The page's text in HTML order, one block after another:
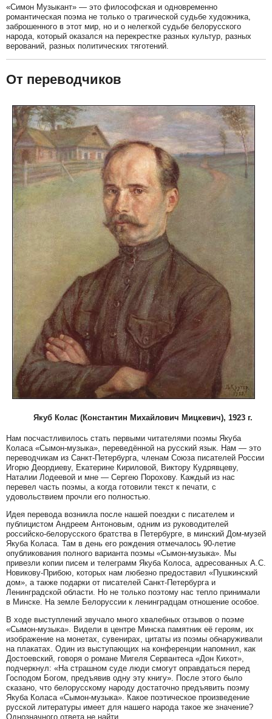
«Симон Музыкант» — это философская и одновременно
романтическая поэма не только о трагической судьбе художника,
заброшенного в этот мир, но и о нелегкой судьбе белорусского
народа, который оказался на перекрестке разных культур, разных
верований, разных политических тяготений.
От переводчиков
Якуб Колас (Константин Михайлович Мицкевич), 1923 г.
Нам посчастливилось стать первыми читателями поэмы Якуба
Коласа «Сымон-музыка», переведённой на русский язык. Нам — это
переводчикам из Санкт-Петербурга, членам Союза писателей России
Игорю Деордиеву, Екатерине Кириловой, Виктору Кудрявцеву,
Наталии Лодеевой и мне — Сергею Порохову. Каждый из нас
перевел часть поэмы, а когда готовили текст к печати, с
удовольствием прочли его полностью.
Идея перевода возникла после нашей поездки с писателем и
публицистом Андреем Антоновым, одним из руководителей
российско-белорусского братства в Петербурге, в минский Дом-музей
Якуба Коласа. Там в день его рождения отмечалось 90-летие
опубликования полного варианта поэмы «Сымон-музыка». Мы
привезли копии писем и телеграмм Якуба Колоса, адресованных А.С.
Новикову-Прибою, которых нам любезно предоставил «Пушкинский
дом», а также подарки от писателей Санкт-Петербурга и
Ленинградской области. Но не только поэтому нас тепло принимали
в Минске. На земле Белоруссии к ленинградцам отношение особое.
В ходе выступлений звучало много хвалебных отзывов о поэме
«Сымон-музыка». Видели в центре Минска памятник её героям, их
изображение на монетах, сувенирах, цитаты из поэмы обнаруживали
на плакатах. Один из выступающих на конференции напомнил, как
Достоевский, говоря о романе Мигеля Сервантеса «Дон Кихот»,
подчеркнул: «На страшном суде люди смогут оправдаться перед
Господом Богом, предъявив одну эту книгу». После этого было
сказано, что белорусскому народу достаточно предъявить поэму
Якуба Коласа «Сымон-музыка». Какое поэтическое произведение
русской литературы имеет для нашего народа такое же значение?
Однозначного ответа не найти.